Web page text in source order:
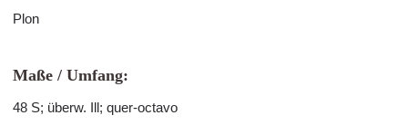
Plon
Maße / Umfang:
48 S; überw. Ill; quer-octavo